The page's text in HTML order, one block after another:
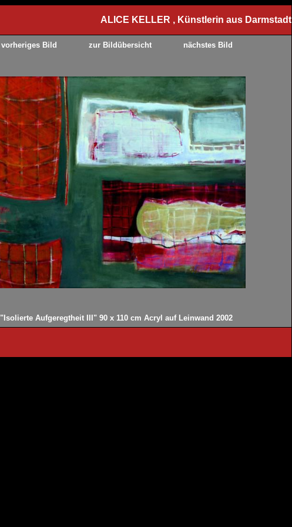
ALICE KELLER , Künstlerin aus Darmstadt
vorheriges Bild zur Bildübersicht nächstes Bild
"Isolierte Aufgeregtheit III" 90 x 110 cm Acryl auf Leinwand 2002